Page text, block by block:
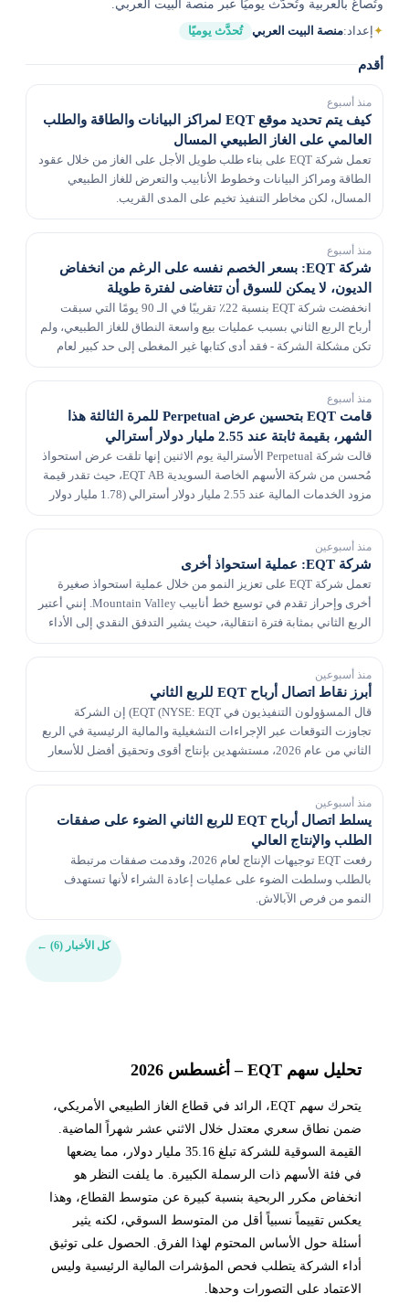
وتُصاغ بالعربية وتُحدَّث يوميًا عبر منصة البيت العربي.
✦إعداد: منصة البيت العربي تُحدَّث يوميًا
أقدم
منذ أسبوع
كيف يتم تحديد موقع EQT لمراكز البيانات والطاقة والطلب
العالمي على الغاز الطبيعي المسال
تعمل شركة EQT على بناء طلب طويل الأجل على الغاز من خلال عقود
الطاقة ومراكز البيانات وخطوط الأنابيب والتعرض للغاز الطبيعي
المسال، لكن مخاطر التنفيذ تخيم على المدى القريب.
منذ أسبوع
شركة EQT: بسعر الخصم نفسه على الرغم من انخفاض
الديون، لا يمكن للسوق أن تتغاضى لفترة طويلة
انخفضت شركة EQT بنسبة 22٪ تقريبًا في الـ 90 يومًا التي سبقت
أرباح الربع الثاني بسبب عمليات بيع واسعة النطاق للغاز الطبيعي، ولم
تكن مشكلة الشركة - فقد أدى كتابها غير المغطى إلى حد كبير لعام
منذ أسبوع
قامت EQT بتحسين عرض Perpetual للمرة الثالثة هذا
الشهر، بقيمة ثابتة عند 2.55 مليار دولار أسترالي
قالت شركة Perpetual الأسترالية يوم الاثنين إنها تلقت عرض استحواذ
مُحسن من شركة الأسهم الخاصة السويدية EQT AB، حيث تقدر قيمة
مزود الخدمات المالية عند 2.55 مليار دولار أسترالي (1.78 مليار دولار
منذ أسبوعين
شركة EQT: عملية استحواذ أخرى
تعمل شركة EQT على تعزيز النمو من خلال عملية استحواذ صغيرة
أخرى وإحراز تقدم في توسيع خط أنابيب Mountain Valley. إنني أعتبر
الربع الثاني بمثابة فترة انتقالية، حيث يشير التدفق النقدي إلى الأداء
منذ أسبوعين
أبرز نقاط اتصال أرباح EQT للربع الثاني
قال المسؤولون التنفيذيون في EQT (NYSE: EQT) إن الشركة
تجاوزت التوقعات عبر الإجراءات التشغيلية والمالية الرئيسية في الربع
الثاني من عام 2026، مستشهدين بإنتاج أقوى وتحقيق أفضل للأسعار
منذ أسبوعين
يسلط اتصال أرباح EQT للربع الثاني الضوء على صفقات
الطلب والإنتاج العالي
رفعت EQT توجيهات الإنتاج لعام 2026، وقدمت صفقات مرتبطة
بالطلب وسلطت الضوء على عمليات إعادة الشراء لأنها تستهدف
النمو من فرص الآبالاش.
كل الأخبار (6) ←
تحليل سهم EQT – أغسطس 2026
يتحرك سهم EQT، الرائد في قطاع الغاز الطبيعي الأمريكي،
ضمن نطاق سعري معتدل خلال الاثني عشر شهراً الماضية.
القيمة السوقية للشركة تبلغ 35.16 مليار دولار، مما يضعها
في فئة الأسهم ذات الرسملة الكبيرة. ما يلفت النظر هو
انخفاض مكرر الربحية بنسبة كبيرة عن متوسط القطاع، وهذا
يعكس تقييماً نسبياً أقل من المتوسط السوقي، لكنه يثير
أسئلة حول الأساس المحتوم لهذا الفرق. الحصول على توثيق
أداء الشركة يتطلب فحص المؤشرات المالية الرئيسية وليس
الاعتماد على التصورات وحدها.